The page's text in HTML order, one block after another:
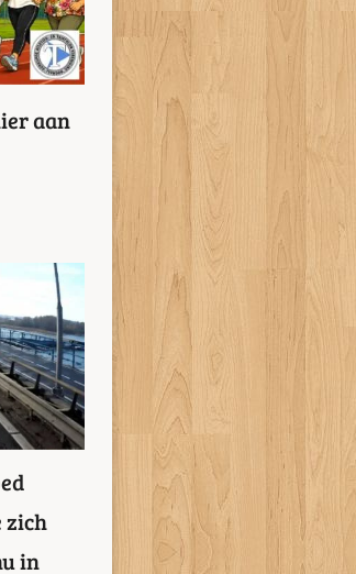
aan
zich
in